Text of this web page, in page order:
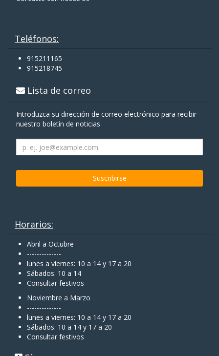
Teléfonos:
915211165
915218745
Lista de correo
Introduzca su dirección de correo electrónico para recibir
nuestro boletín de noticias
Horarios:
Abril a Octubre
--------------
lunes a viernes: 10 a 14 y 17 a 20
Sábados: 10 a 14
Consultar festivos
Noviembre a Marzo
--------------
lunes a viernes: 10 a 14 y 17 a 20
Sábados: 10 a 14 y 17 a 20
Consultar festivos